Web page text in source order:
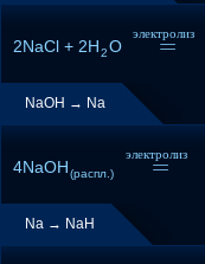
2NaCl + 2H2O =
электролиз
ек
NaOH → Na
4NaOH(распл.) =
электролиз
ек
Na → NaH